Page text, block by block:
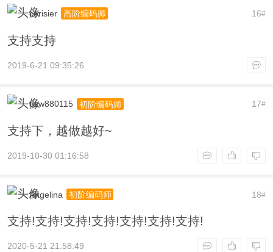
16#
cerisier 高阶编码师
支持支持
2019-6-21 09:35:26
17#
dzw880115 初阶编码师
支持下，越做越好~
2019-10-30 01:16:58
18#
Angelina 初阶编码师
支持!支持!支持!支持!支持!支持!支持!
2020-5-21 21:58:49